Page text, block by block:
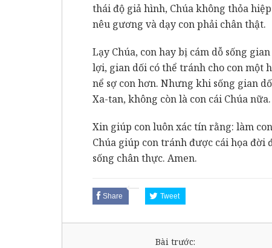
thái độ giả hình, Chúa không thỏa
nêu gương và dạy con phải chân thật.
Lạy Chúa, con hay bị cám dỗ sống
lợi, gian dối có thể tránh cho con một
nể sợ con hơn. Nhưng khi sống gian
Xa-tan, không còn là con cái Chúa nữa.
Xin giúp con luôn xác tín rằng: làm
Chúa giúp con tránh được cái họa đời
sống chân thực. Amen.
Share Tweet
Bài trước: